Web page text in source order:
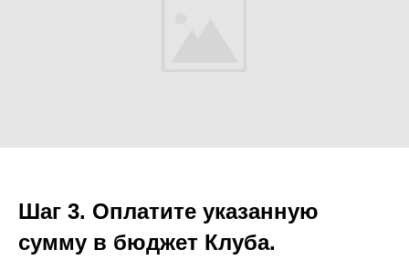
Шаг 3. Оплатите указанную
сумму в бюджет Клуба.